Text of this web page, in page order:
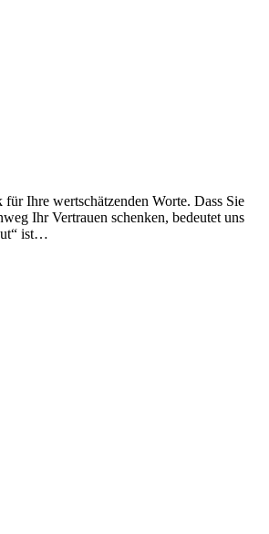
Ihre wertschätzenden Worte. Dass Sie
Ihr Vertrauen schenken, bedeutet uns
ist…